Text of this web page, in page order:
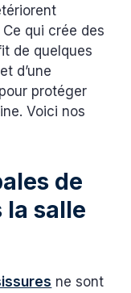
qui crée des
de quelques
d’une
protéger
Voici nos
de
la salle
ne sont